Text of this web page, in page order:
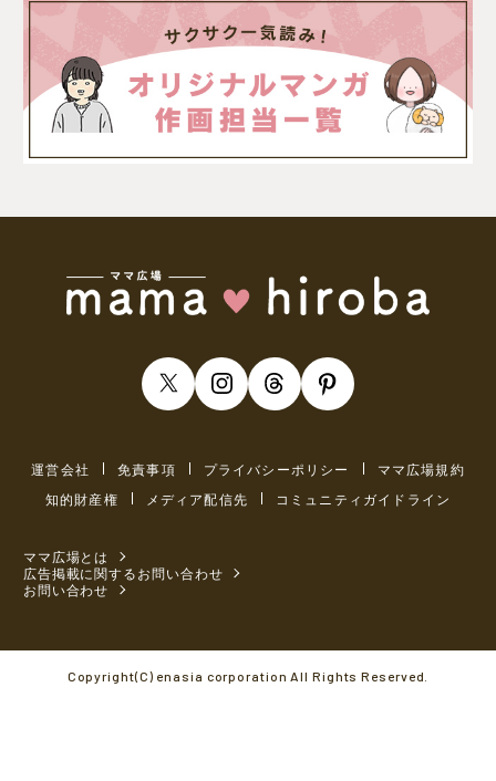
運営会社 免責事項 プライバシーポリシー
ママ広場規約
知的財産権
メディア配信先 コミュニティガイドライン
ママ広場とは
広告掲載に関するお問い合わせ
お問い合わせ
Copyright(C) enasia corporation All Rights Reserved.